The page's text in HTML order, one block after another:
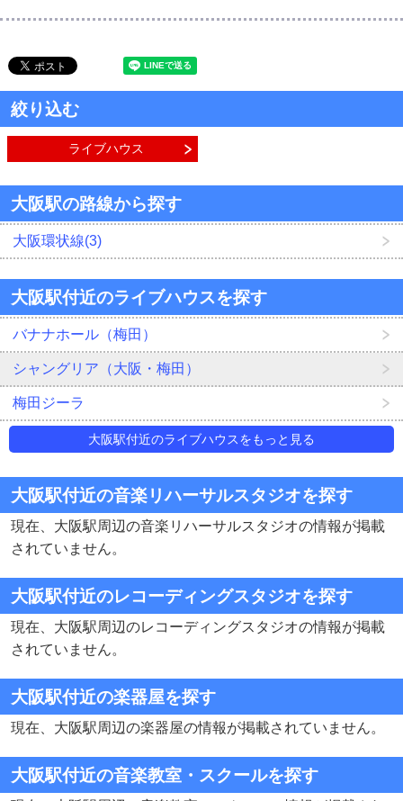
絞り込む
ライブハウス
大阪駅の路線から探す
大阪環状線(3)
大阪駅付近のライブハウスを探す
バナナホール（梅田）
シャングリア（大阪・梅田）
梅田ジーラ
大阪駅付近のライブハウスをもっと見る
大阪駅付近の音楽リハーサルスタジオを探す
現在、大阪駅周辺の音楽リハーサルスタジオの情報が掲載
されていません。
大阪駅付近のレコーディングスタジオを探す
現在、大阪駅周辺のレコーディングスタジオの情報が掲載
されていません。
大阪駅付近の楽器屋を探す
現在、大阪駅周辺の楽器屋の情報が掲載されていません。
大阪駅付近の音楽教室・スクールを探す